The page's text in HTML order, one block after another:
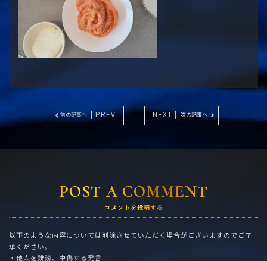
前の記事へ| PREV NEXT |次の記事へ
POST A COMMENT
コメントを投稿する
以下のような内容については削除させていただく場合がございますのでご了
承ください。
・他人を誹謗、中傷する発言